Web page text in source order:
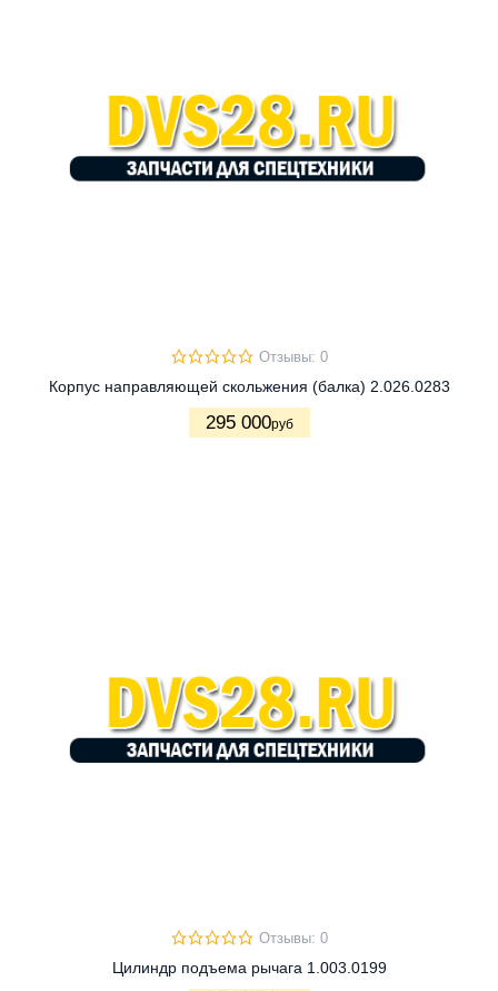
Отзывы: 0
Корпус направляющей скольжения (балка) 2.026.0283
295 000руб
Отзывы: 0
Цилиндр подъема рычага 1.003.0199